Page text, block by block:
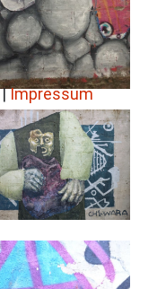
Impressum